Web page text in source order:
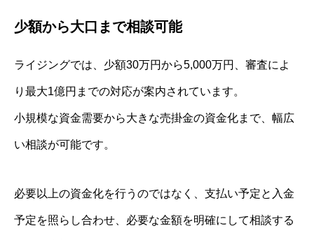
少額から大口まで相談可能
ライジングでは、少額30万円から5,000万円、審査によ
り最大1億円までの対応が案内されています。
小規模な資金需要から大きな売掛金の資金化まで、幅広
い相談が可能です。
必要以上の資金化を行うのではなく、支払い予定と入金
予定を照らし合わせ、必要な金額を明確にして相談する